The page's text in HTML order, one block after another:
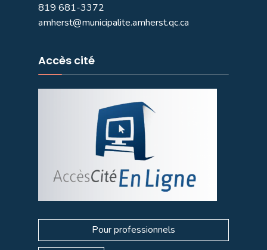
819 681-3372
amherst@municipalite.amherst.qc.ca
Accès cité
Pour professionnels